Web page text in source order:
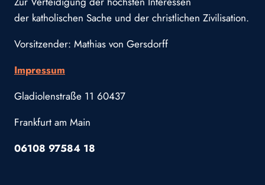
der katholischen Sache und der christlichen Zivilisation.
Vorsitzender: Mathias von Gersdorff
Impressum
Gladiolenstraße 11 60437
Frankfurt am Main
06108 97584 18